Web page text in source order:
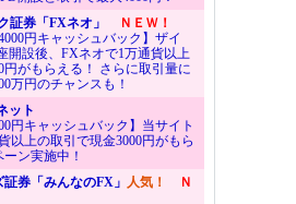
証券「FXネオ」
ＮＥＷ！
円キャッシュバック】ザイ
開設後、FXネオで1万通貨以上
円がもらえる！ さらに取引量に
万円のチャンスも！
ット
円キャッシュバック】当サイト
以上の取引で現金3000円がもら
ン実施中！
証券「みんなのFX」 人気！
Ｎ